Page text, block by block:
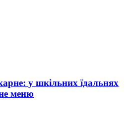
у шкільних їдальнях
меню